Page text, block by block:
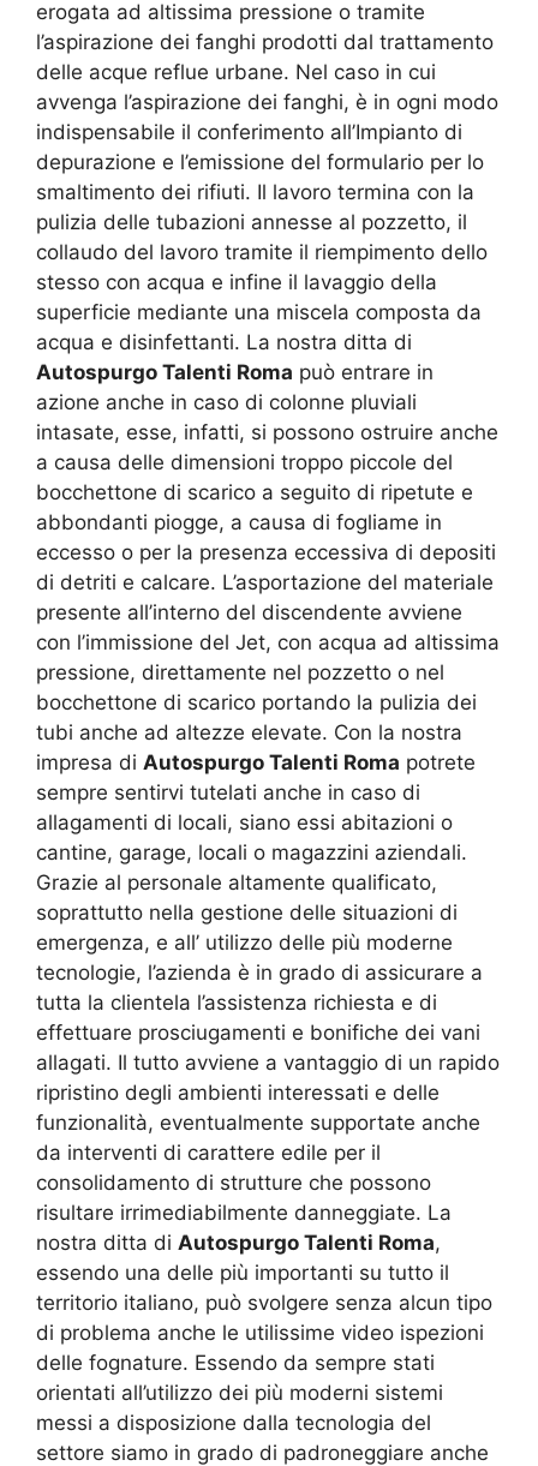
erogata ad altissima pressione o tramite
l’aspirazione dei fanghi prodotti dal trattamento
delle acque reflue urbane. Nel caso in cui
avvenga l’aspirazione dei fanghi, è in ogni modo
indispensabile il conferimento all’Impianto di
depurazione e l’emissione del formulario per lo
smaltimento dei rifiuti. Il lavoro termina con la
pulizia delle tubazioni annesse al pozzetto, il
collaudo del lavoro tramite il riempimento dello
stesso con acqua e infine il lavaggio della
superficie mediante una miscela composta da
acqua e disinfettanti. La nostra ditta di
Autospurgo Talenti Roma può entrare in
azione anche in caso di colonne pluviali
intasate, esse, infatti, si possono ostruire anche
a causa delle dimensioni troppo piccole del
bocchettone di scarico a seguito di ripetute e
abbondanti piogge, a causa di fogliame in
eccesso o per la presenza eccessiva di depositi
di detriti e calcare. L’asportazione del materiale
presente all’interno del discendente avviene
con l’immissione del Jet, con acqua ad altissima
pressione, direttamente nel pozzetto o nel
bocchettone di scarico portando la pulizia dei
tubi anche ad altezze elevate. Con la nostra
impresa di Autospurgo Talenti Roma potrete
sempre sentirvi tutelati anche in caso di
allagamenti di locali, siano essi abitazioni o
cantine, garage, locali o magazzini aziendali.
Grazie al personale altamente qualificato,
soprattutto nella gestione delle situazioni di
emergenza, e all’ utilizzo delle più moderne
tecnologie, l’azienda è in grado di assicurare a
tutta la clientela l’assistenza richiesta e di
effettuare prosciugamenti e bonifiche dei vani
allagati. Il tutto avviene a vantaggio di un rapido
ripristino degli ambienti interessati e delle
funzionalità, eventualmente supportate anche
da interventi di carattere edile per il
consolidamento di strutture che possono
risultare irrimediabilmente danneggiate. La
nostra ditta di Autospurgo Talenti Roma,
essendo una delle più importanti su tutto il
territorio italiano, può svolgere senza alcun tipo
di problema anche le utilissime video ispezioni
delle fognature. Essendo da sempre stati
orientati all’utilizzo dei più moderni sistemi
messi a disposizione dalla tecnologia del
settore siamo in grado di padroneggiare anche